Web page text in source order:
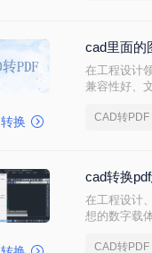
换
cad里面的
在工程设计
兼容性好、
CAD转PDF
cad转换
在工程设计
想的数字载
软件版本不
CAD转PDF